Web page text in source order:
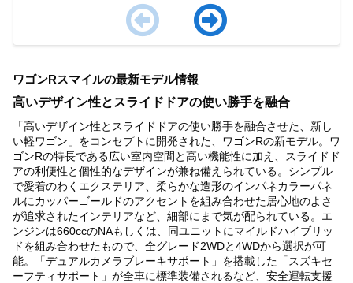
of
4
ワゴンRスマイルの最新モデル情報
高いデザイン性とスライドドアの使い勝手を融合
「高いデザイン性とスライドドアの使い勝手を融合させた、新し
い軽ワゴン」をコンセプトに開発された、ワゴンRの新モデル。ワ
ゴンRの特長である広い室内空間と高い機能性に加え、スライドド
アの利便性と個性的なデザインが兼ね備えられている。シンプル
で愛着のわくエクステリア、柔らかな造形のインパネカラーパネ
ルにカッパーゴールドのアクセントを組み合わせた居心地のよさ
が追求されたインテリアなど、細部にまで気が配られている。エ
ンジンは660ccのNAもしくは、同ユニットにマイルドハイブリッ
ドを組み合わせたもので、全グレード2WDと4WDから選択が可
能。「デュアルカメラブレーキサポート」を搭載した「スズキセ
ーフティサポート」が全車に標準装備されるなど、安全運転支援